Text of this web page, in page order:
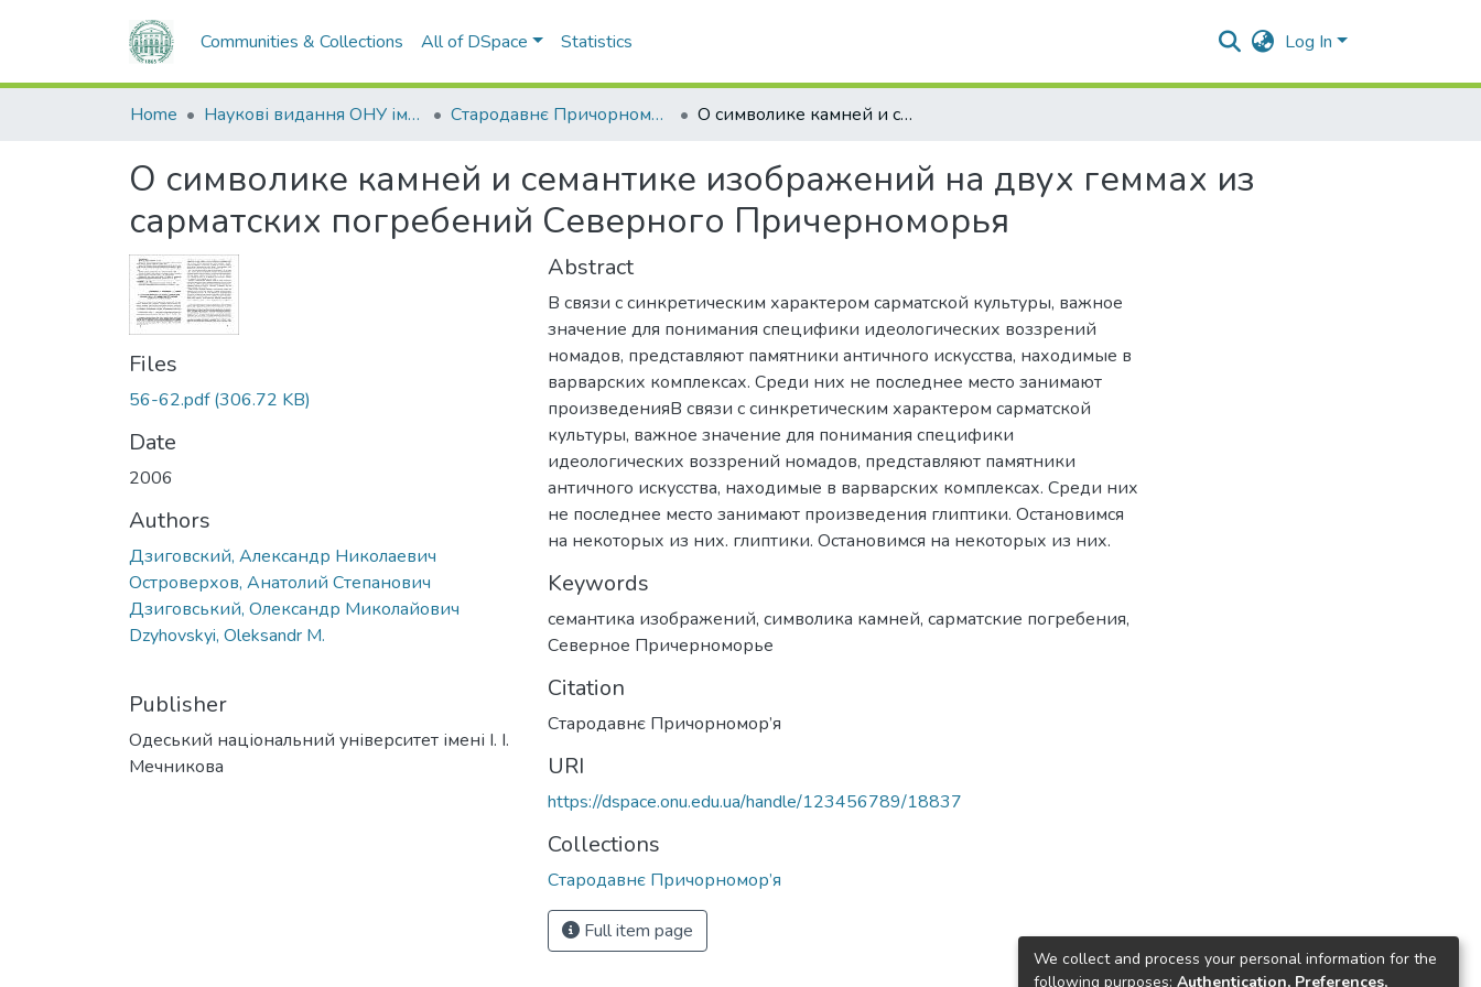
Communities & Collections All of DSpace Statistics Log In
Home Наукові видання ОНУ імені І. І. Мечникова Стародавнє Причорномор’я О символике камней и семантике изображений на двух геммах из сарматских погребений Северного Причерноморья
О символике камней и семантике изображений на двух геммах из
сарматских погребений Северного Причерноморья
Files
56-62.pdf(306.72 KB)
Date
2006
Authors
Дзиговский, Александр Николаевич
Островерхов, Анатолий Степанович
Дзиговський, Олександр Миколайович
Dzyhovskyi, Oleksandr M.
Publisher
Одеський національний університет імені І. І.
Мечникова
Abstract
В связи с синкретическим характером сарматской культуры, важное
значение для понимания специфики идеологических воззрений
номадов, представляют памятники античного искусства, находимые в
варварских комплексах. Среди них не последнее место занимают
произведенияВ связи с синкретическим характером сарматской
культуры, важное значение для понимания специфики
идеологических воззрений номадов, представляют памятники
античного искусства, находимые в варварских комплексах. Среди них
не последнее место занимают произведения глиптики. Остановимся
на некоторых из них. глиптики. Остановимся на некоторых из них.
Keywords
семантика изображений, символика камней, сарматские погребения,
Северное Причерноморье
Citation
Стародавнє Причорномор’я
URI
https://dspace.onu.edu.ua/handle/123456789/18837
Collections
Стародавнє Причорномор’я
Full item page
We collect and process your personal information for the
following purposes: Authentication, Preferences,